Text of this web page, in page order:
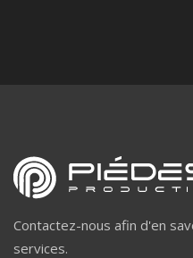
Contactez-nous afin d'en
services.